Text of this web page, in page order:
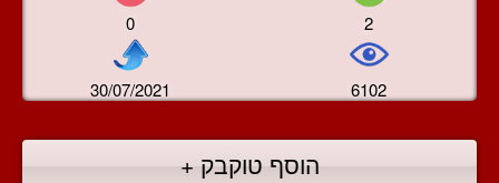
0 2
30/07/2021 6102
הוסף טוקבק +